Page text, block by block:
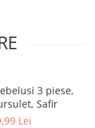
3 piese,
Safir
Lei